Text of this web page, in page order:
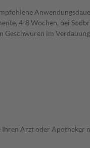
4-8 Wochen, bei
im
Arzt oder Apotheker